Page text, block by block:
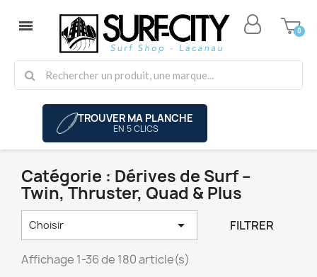
TROUVER MA PLANCHE
EN 5 CLICS
Catégorie : Dérives de Surf –
Twin, Thruster, Quad & Plus
Choisir  FILTRER
Affichage 1-36 de 180 article(s)